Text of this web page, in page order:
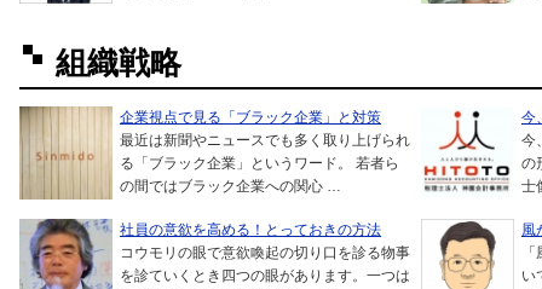
組織戦略
企業視点で見る「ブラック企業」と対策
最近は新聞やニュースでも多く取り上げられ
る「ブラック企業」というワード。 若者ら
の間ではブラック企業への関心 …
今
今
の
士
社員の意欲を高める！とっておきの方法
コウモリの眼で意欲喚起の切り口を診る物事
を診ていくとき四つの眼があります。一つは
風
い